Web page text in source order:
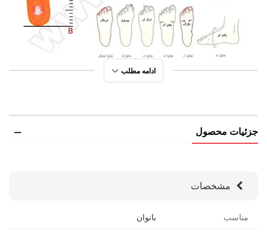
ادامه مطلب
جزئیات محصول
مشخصات
مناسب بانوان